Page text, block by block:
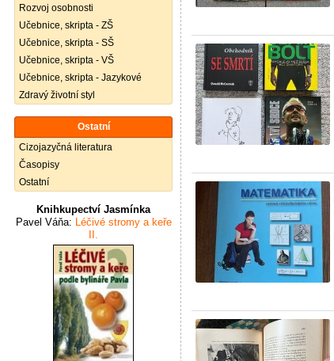
Rozvoj osobnosti
Učebnice, skripta - ZŠ
Učebnice, skripta - SŠ
Učebnice, skripta - VŠ
Učebnice, skripta - Jazykové
Zdravý životní styl
Ostatní
Cizojazyčná literatura
Časopisy
Ostatní
Knihkupectví Jasmínka
Pavel Váňa: Léčivé stromy a keře
II.